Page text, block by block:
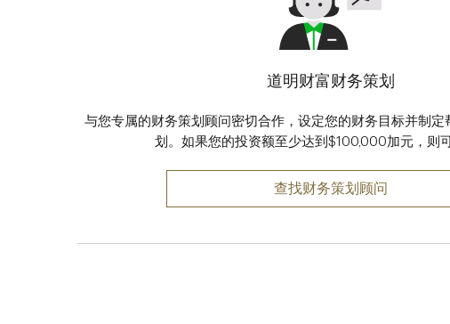
道明财富财务策划
与您专属的财务策划顾问密切合作，设定您的财务目标并制定
划。如果您的投资额至少达到$100,000加元，则
查找财务策划顾问